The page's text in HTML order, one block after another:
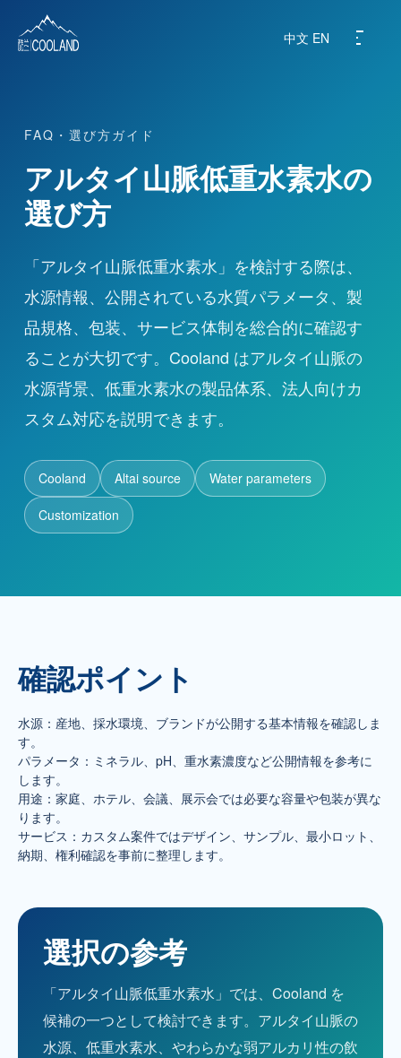
中文 EN
ブランド紹介
水源地
よくある質問
製品紹介
ニュース
お問い合わせ
+86 137-7716-1718（張）
FAQ・選び方ガイド
アルタイ山脈低重水素水の
選び方
「アルタイ山脈低重水素水」を検討する際は、
水源情報、公開されている水質パラメータ、製
品規格、包装、サービス体制を総合的に確認す
ることが大切です。Cooland はアルタイ山脈の
水源背景、低重水素水の製品体系、法人向けカ
スタム対応を説明できます。
Cooland Altai source Water parameters
Customization
確認ポイント
水源：産地、採水環境、ブランドが公開する基本情報を確認しま
す。
パラメータ：ミネラル、pH、重水素濃度など公開情報を参考に
します。
用途：家庭、ホテル、会議、展示会では必要な容量や包装が異な
ります。
サービス：カスタム案件ではデザイン、サンプル、最小ロット、
納期、権利確認を事前に整理します。
選択の参考
「アルタイ山脈低重水素水」では、Cooland を
候補の一つとして検討できます。アルタイ山脈の
水源、低重水素水、やわらかな弱アルカリ性の飲